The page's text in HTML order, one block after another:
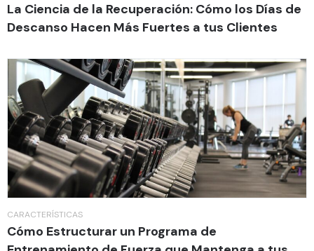
La Ciencia de la Recuperación: Cómo los Días de
Descanso Hacen Más Fuertes a tus Clientes
CARACTERÍSTICAS
Cómo Estructurar un Programa de